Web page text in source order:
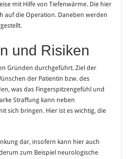
mit Hilfe von Tiefenwärme. Die hier
auf die Operation. Daneben werden
und Risiken
Gründen durchgeführt. Ziel der
der Patientin bzw. des
was das Fingerspitzengefühl und
Straffung kann neben
sich bringen. Hier ist es wichtig, die
dar, insofern kann hier auch
zum Beispiel neurologische